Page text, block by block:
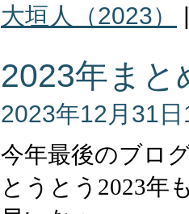
大垣人（2023）
2023年まと
2023年12月31
今年最後のブロ
とうとう2023年